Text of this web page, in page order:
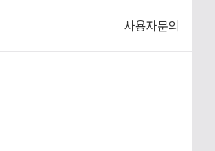
사용자문의